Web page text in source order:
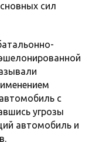
сил
с
угрозы
автомобиль и